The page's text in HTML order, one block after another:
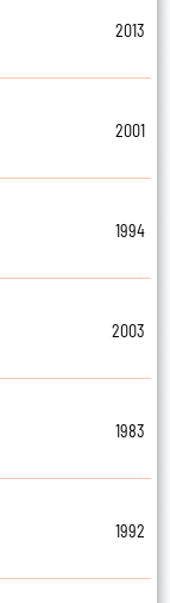
2013
2001
1994
2003
1983
1992